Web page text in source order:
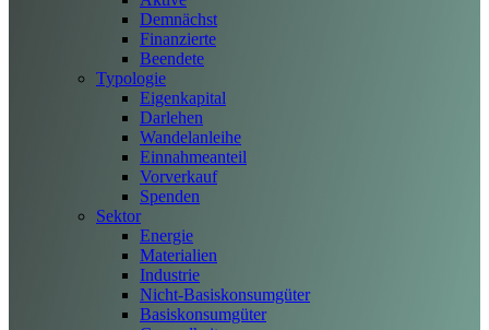
Demnächst
Finanzierte
Beendete
Typologie
Eigenkapital
Darlehen
Wandelanleihe
Einnahmeanteil
Vorverkauf
Spenden
Sektor
Energie
Materialien
Industrie
Nicht-Basiskonsumgüter
Basiskonsumgüter